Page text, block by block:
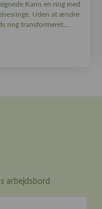
Karin en ring med
Uden at ændre
ring transformeret,...
arbejdsbord